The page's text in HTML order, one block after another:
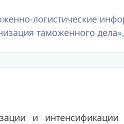
логистические
таможенного
и